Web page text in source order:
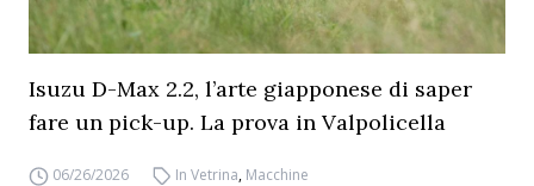
Isuzu D-Max 2.2, l’arte giapponese di saper
fare un pick-up. La prova in Valpolicella
06/26/2026 In Vetrina, Macchine